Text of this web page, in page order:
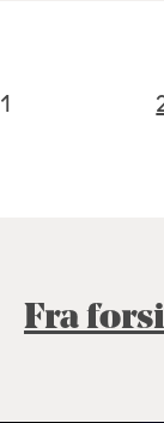
1
Fra